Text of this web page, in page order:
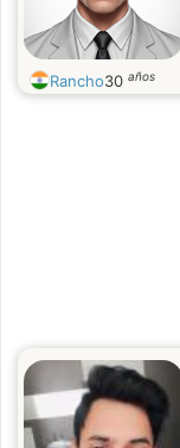
Rancho30 años